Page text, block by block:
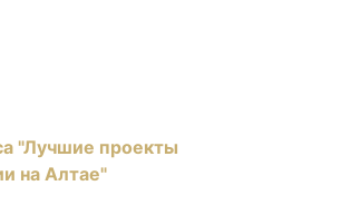
"Лучшие проекты
на Алтае"